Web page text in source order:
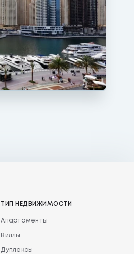
ТИП НЕДВИЖИМОСТИ
Апартаменты
Виллы
Дуплексы